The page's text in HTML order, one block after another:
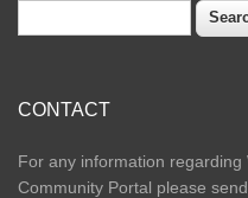
CONTACT
For any information
Community Portal please